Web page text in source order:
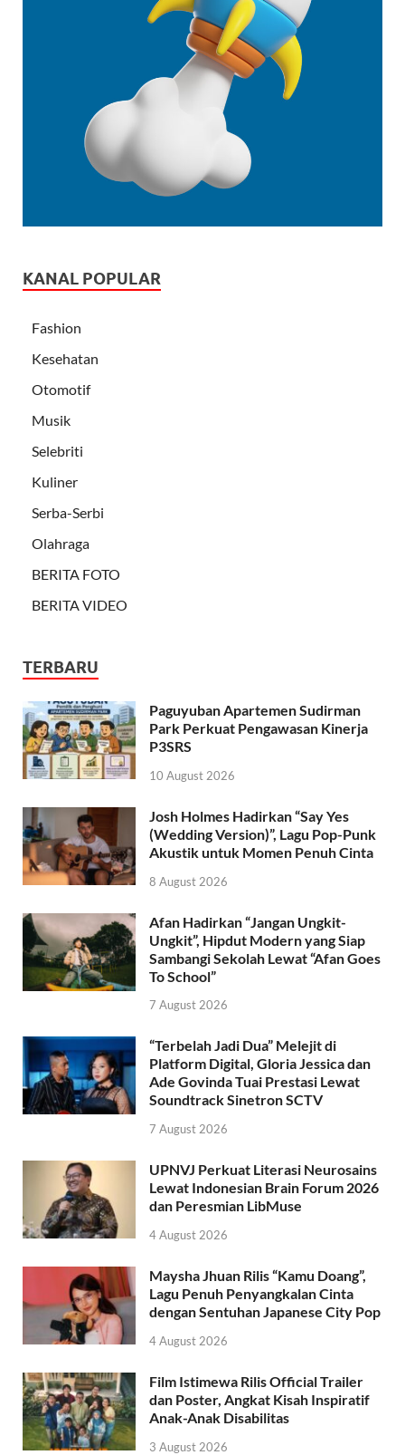
KANAL POPULAR
Fashion
Kesehatan
Otomotif
Musik
Selebriti
Kuliner
Serba-Serbi
Olahraga
BERITA FOTO
BERITA VIDEO
TERBARU
Paguyuban Apartemen Sudirman
Park Perkuat Pengawasan Kinerja
P3SRS
10 August 2026
Josh Holmes Hadirkan “Say Yes
(Wedding Version)”, Lagu Pop-Punk
Akustik untuk Momen Penuh Cinta
8 August 2026
Afan Hadirkan “Jangan Ungkit-
Ungkit”, Hipdut Modern yang Siap
Sambangi Sekolah Lewat “Afan Goes
To School”
7 August 2026
“Terbelah Jadi Dua” Melejit di
Platform Digital, Gloria Jessica dan
Ade Govinda Tuai Prestasi Lewat
Soundtrack Sinetron SCTV
7 August 2026
UPNVJ Perkuat Literasi Neurosains
Lewat Indonesian Brain Forum 2026
dan Peresmian LibMuse
4 August 2026
Maysha Jhuan Rilis “Kamu Doang”,
Lagu Penuh Penyangkalan Cinta
dengan Sentuhan Japanese City Pop
4 August 2026
Film Istimewa Rilis Official Trailer
dan Poster, Angkat Kisah Inspiratif
Anak-Anak Disabilitas
3 August 2026